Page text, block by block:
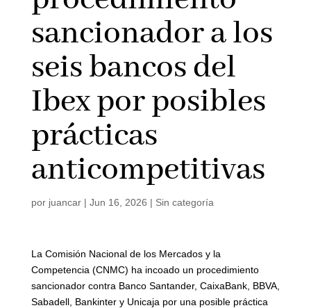
sancionador a los
seis bancos del
Ibex por posibles
prácticas
anticompetitivas
por juancar| Jun 16, 2026 | Sin categoría
La Comisión Nacional de los Mercados y la
Competencia (CNMC) ha incoado un procedimiento
sancionador contra Banco Santander, CaixaBank, BBVA,
Sabadell, Bankinter y Unicaja por una posible práctica